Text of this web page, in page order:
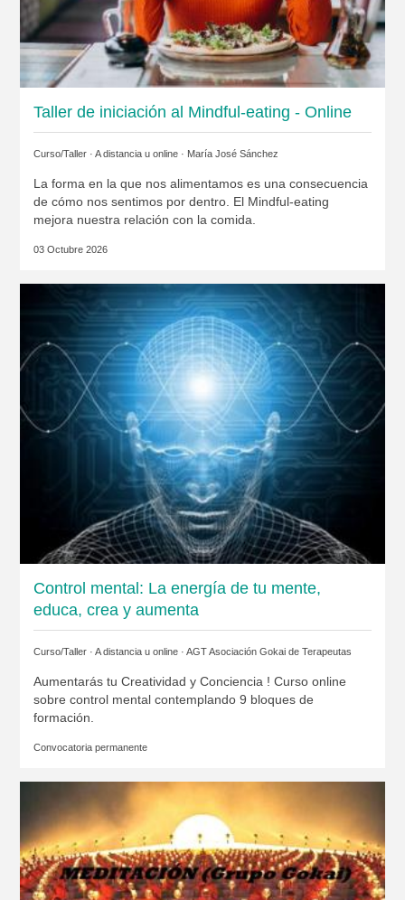
Taller de iniciación al Mindful-eating - Online
Curso/Taller · A distancia u online · María José Sánchez
La forma en la que nos alimentamos es una consecuencia
de cómo nos sentimos por dentro. El Mindful-eating
mejora nuestra relación con la comida.
03 Octubre 2026
Control mental: La energía de tu mente,
educa, crea y aumenta
Curso/Taller · A distancia u online · AGT Asociación Gokai de Terapeutas
Aumentarás tu Creatividad y Conciencia ! Curso online
sobre control mental contemplando 9 bloques de
formación.
Convocatoria permanente